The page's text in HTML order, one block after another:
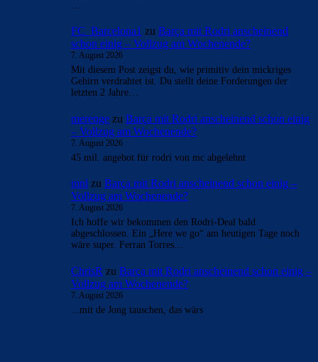
FC_Barcelona1 zu Barça mit Rodri anscheinend
schon einig – Vollzug am Wochenende?
7. August 2026
Mit diesem Post zeigst du, wie primitiv dein mickriges
Gehirn verdrahtet ist. Du stellt deine Forderungen der
letzten 2 Jahre…
merenge zu Barça mit Rodri anscheinend schon einig
– Vollzug am Wochenende?
7. August 2026
45 mil. angebot für rodri von mc abgelehnt
mnl zu Barça mit Rodri anscheinend schon einig –
Vollzug am Wochenende?
7. August 2026
Ich hoffe wir bekommen den Rodri-Deal bald
abgeschlossen. Ein „Here we go“ am heutigen Tage noch
wäre super. Ferran Torres…
ChrisR zu Barça mit Rodri anscheinend schon einig –
Vollzug am Wochenende?
7. August 2026
...mit de Jong tauschen, das wärs